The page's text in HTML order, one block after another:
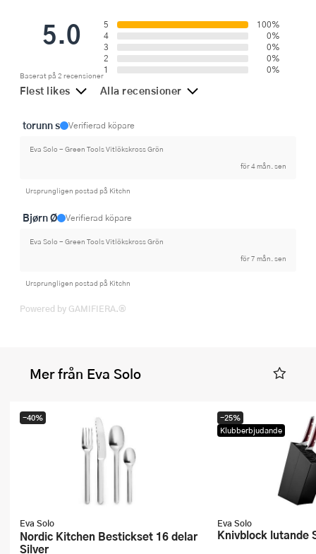
5.0
Baserat på 2 recensioner
5
100%
4
0%
3
0%
2
0%
1
0%
Flest likes Alla recensioner
torunn s Verifierad köpare
Eva Solo - Green Tools Vitlökskross Grön
för 4 mån. sen
Ursprungligen postad på Kitchn
Bjørn Ø Verifierad köpare
Eva Solo - Green Tools Vitlökskross Grön
för 7 mån. sen
Ursprungligen postad på Kitchn
Powered by GAMIFIERA.®
Mer från Eva Solo
Eva Solo
Nordic Kitchen Bestickset 16 delar
Silver
-40%
Eva Solo
Knivblock lutande
-25%
Klubberbjudande